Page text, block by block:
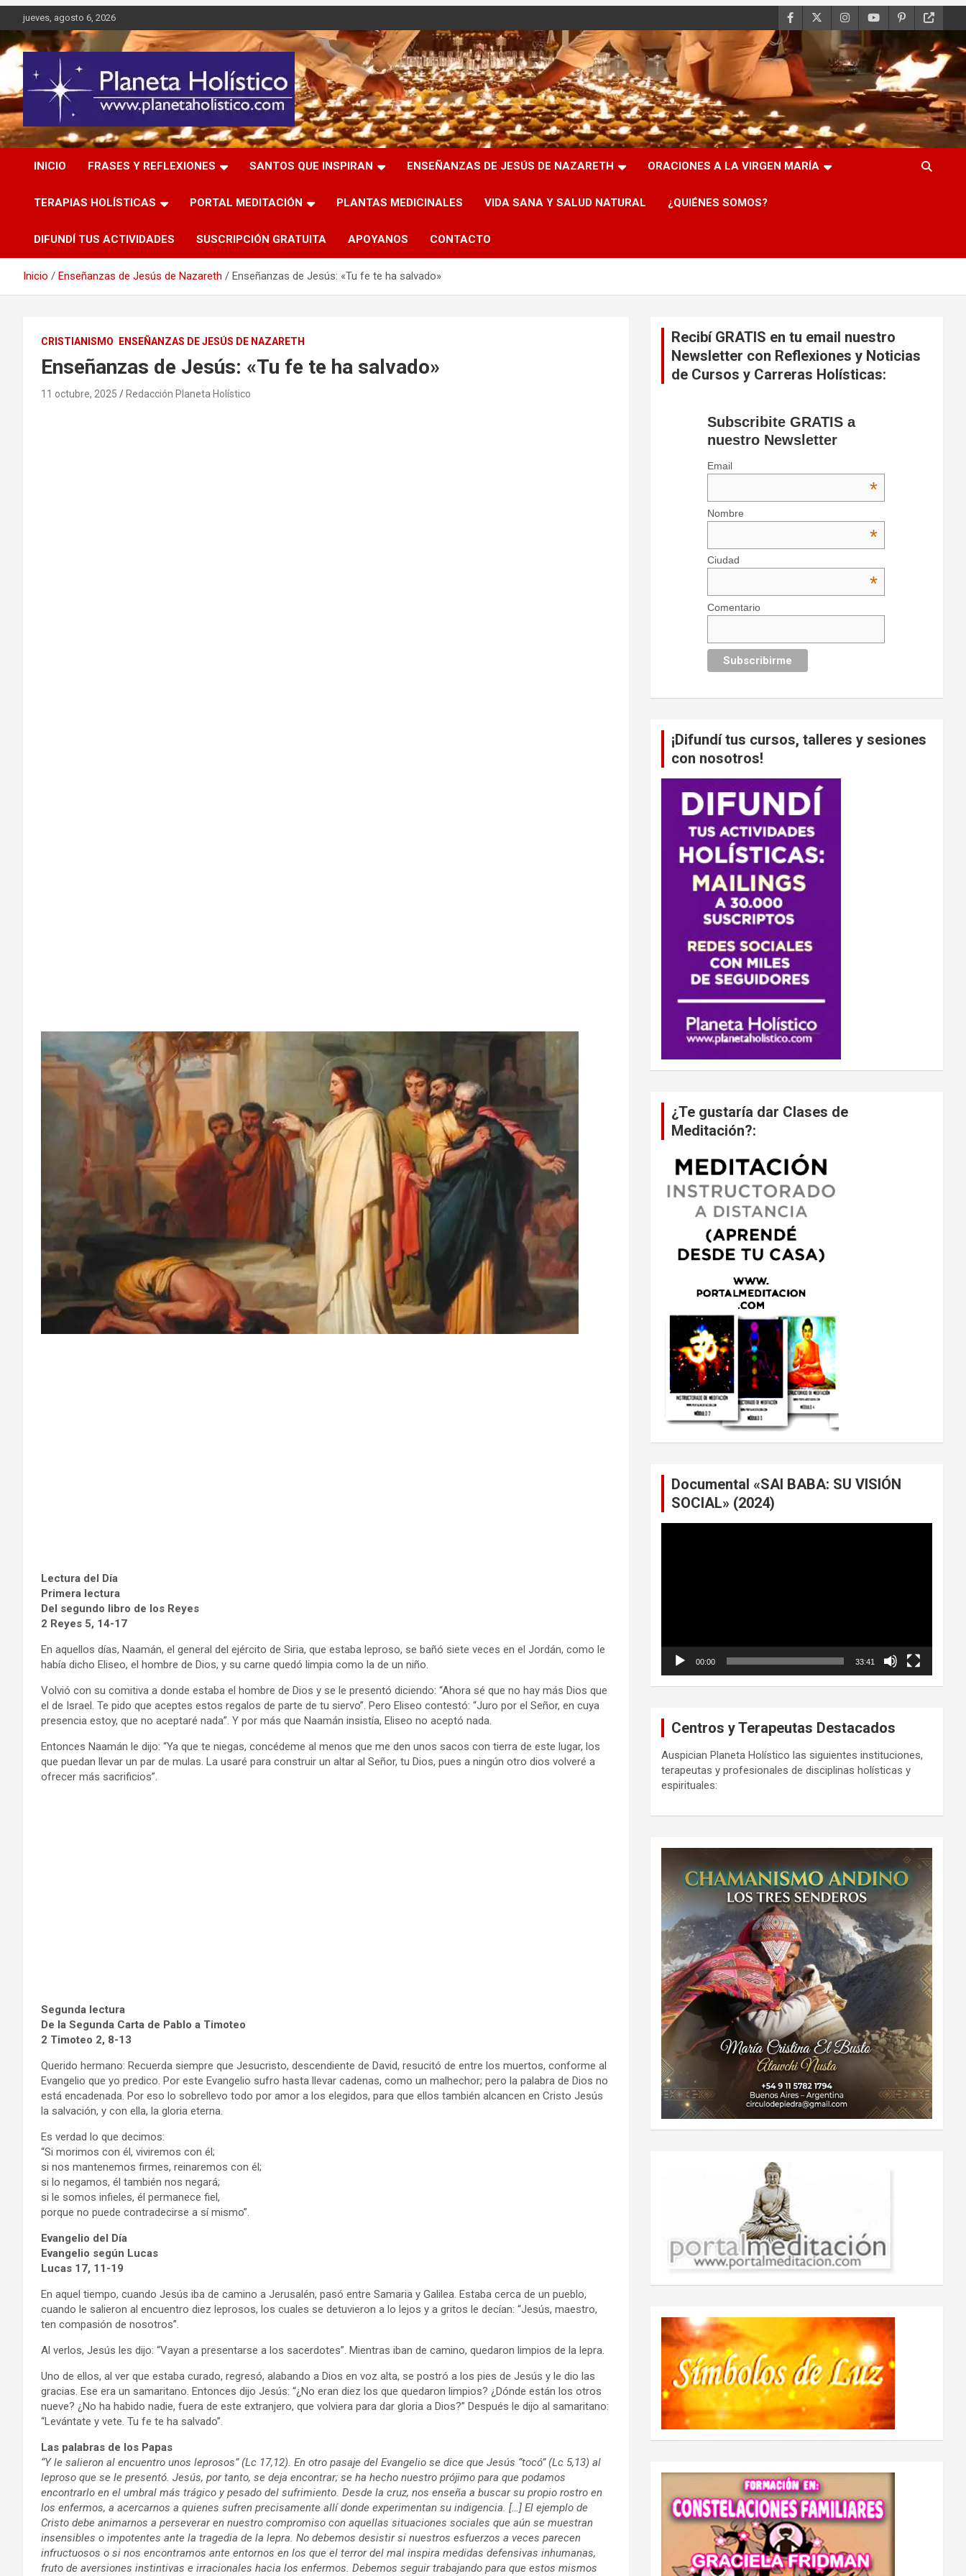
Saltar
al
contenido
jueves, agosto 6, 2026
Planeta Holístico
Difusión de espiritualidad, terapias alternativas holísticas,
cursos, talleres y seminarios
INICIO
FRASES Y REFLEXIONES SANTOS QUE INSPIRAN ENSEÑANZAS DE JESÚS DE NAZARETH ORACIONES A LA VIRGEN MARÍA
TERAPIAS HOLÍSTICAS PORTAL MEDITACIÓN PLANTAS MEDICINALES VIDA SANA Y SALUD NATURAL ¿QUIÉNES SOMOS?
DIFUNDÍ TUS ACTIVIDADES SUSCRIPCIÓN GRATUITA APOYANOS CONTACTO
Inicio Enseñanzas de Jesús de Nazareth Enseñanzas de Jesús: «Tu fe te ha salvado»
CRISTIANISMO ENSEÑANZAS DE JESÚS DE NAZARETH
Enseñanzas de Jesús: «Tu fe te ha salvado»
11 octubre, 2025 Redacción Planeta Holístico
Lectura del Día
Primera lectura
Del segundo libro de los Reyes
2 Reyes 5, 14-17
En aquellos días, Naamán, el general del ejército de Siria, que estaba leproso, se bañó siete veces en el Jordán, como le
había dicho Eliseo, el hombre de Dios, y su carne quedó limpia como la de un niño.
Volvió con su comitiva a donde estaba el hombre de Dios y se le presentó diciendo: “Ahora sé que no hay más Dios que
el de Israel. Te pido que aceptes estos regalos de parte de tu siervo”. Pero Eliseo contestó: “Juro por el Señor, en cuya
presencia estoy, que no aceptaré nada”. Y por más que Naamán insistía, Eliseo no aceptó nada.
Entonces Naamán le dijo: “Ya que te niegas, concédeme al menos que me den unos sacos con tierra de este lugar, los
que puedan llevar un par de mulas. La usaré para construir un altar al Señor, tu Dios, pues a ningún otro dios volveré a
ofrecer más sacrificios”.
Segunda lectura
De la Segunda Carta de Pablo a Timoteo
2 Timoteo 2, 8-13
Querido hermano: Recuerda siempre que Jesucristo, descendiente de David, resucitó de entre los muertos, conforme al
Evangelio que yo predico. Por este Evangelio sufro hasta llevar cadenas, como un malhechor; pero la palabra de Dios no
está encadenada. Por eso lo sobrellevo todo por amor a los elegidos, para que ellos también alcancen en Cristo Jesús
la salvación, y con ella, la gloria eterna.
Es verdad lo que decimos:
“Si morimos con él, viviremos con él;
si nos mantenemos firmes, reinaremos con él;
si lo negamos, él también nos negará;
si le somos infieles, él permanece fiel,
porque no puede contradecirse a sí mismo”.
Evangelio del Día
Evangelio según Lucas
Lucas 17, 11-19
En aquel tiempo, cuando Jesús iba de camino a Jerusalén, pasó entre Samaria y Galilea. Estaba cerca de un pueblo,
cuando le salieron al encuentro diez leprosos, los cuales se detuvieron a lo lejos y a gritos le decían: “Jesús, maestro,
ten compasión de nosotros”.
Al verlos, Jesús les dijo: “Vayan a presentarse a los sacerdotes”. Mientras iban de camino, quedaron limpios de la lepra.
Uno de ellos, al ver que estaba curado, regresó, alabando a Dios en voz alta, se postró a los pies de Jesús y le dio las
gracias. Ese era un samaritano. Entonces dijo Jesús: “¿No eran diez los que quedaron limpios? ¿Dónde están los otros
nueve? ¿No ha habido nadie, fuera de este extranjero, que volviera para dar gloria a Dios?” Después le dijo al samaritano:
“Levántate y vete. Tu fe te ha salvado”.
Las palabras de los Papas
“Y le salieron al encuentro unos leprosos” (Lc 17,12). En otro pasaje del Evangelio se dice que Jesús “tocó” (Lc 5,13) al
leproso que se le presentó. Jesús, por tanto, se deja encontrar; se ha hecho nuestro prójimo para que podamos
encontrarlo en el umbral más trágico y pesado del sufrimiento. Desde la cruz, nos enseña a buscar su propio rostro en
los enfermos, a acercarnos a quienes sufren precisamente allí donde experimentan su indigencia. […] El ejemplo de
Cristo debe animarnos a perseverar en nuestro compromiso con aquellas situaciones sociales que aún se muestran
insensibles o impotentes ante la tragedia de la lepra. No debemos desistir si nuestros esfuerzos a veces parecen
infructuosos o si nos encontramos ante entornos en los que el terror del mal inspira medidas defensivas inhumanas,
fruto de aversiones instintivas e irracionales hacia los enfermos. Debemos seguir trabajando para que estos mismos
Recibí GRATIS en tu email nuestro
Newsletter con Reflexiones y Noticias
de Cursos y Carreras Holísticas:
Subscribite GRATIS a
nuestro Newsletter
Email
*
Nombre
*
Ciudad
*
Comentario
¡Difundí tus cursos, talleres y sesiones
con nosotros!
¿Te gustaría dar Clases de
Meditación?:
Documental «SAI BABA: SU VISIÓN
SOCIAL» (2024)
00:00 33:41
Centros y Terapeutas Destacados
Auspician Planeta Holístico las siguientes instituciones,
terapeutas y profesionales de disciplinas holísticas y
espirituales: